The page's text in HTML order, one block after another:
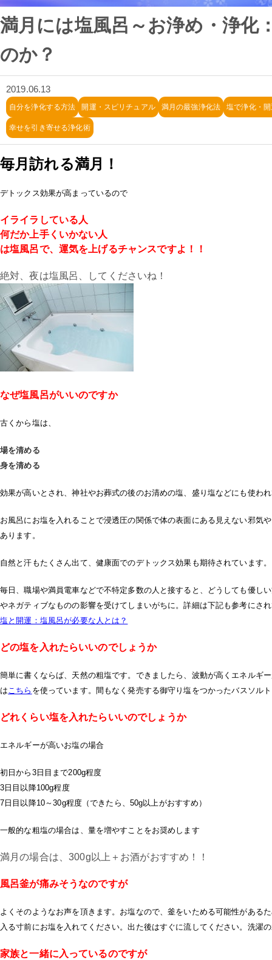
満月には塩風呂～お浄め・浄化
のか？
2019.06.13
自分を浄化する方法 開運・スピリチュアル 満月の最強浄化法 塩で浄化・
幸せを引き寄せる浄化術
毎月訪れる満月！
デトックス効果が高まっているので
イライラしている人
何だか上手くいかない人
は塩風呂で、運気を上げるチャンスですよ！！
絶対、夜は塩風呂、してくださいね！
なぜ塩風呂がいいのですか
古くから塩は、
場を清める
身を清める
効果が高いとされ、神社やお葬式の後のお清めの塩、盛り塩などにも使わ
お風呂にお塩を入れることで浸透圧の関係で体の表面にある見えない邪気
あります。
自然と汗もたくさん出て、健康面でのデトックス効果も期待されています。
毎日、職場や満員電車などで不特定多数の人と接すると、どうしても優し
やネガティブなものの影響を受けてしまいがちに。詳細は下記も参考にさ
塩と開運：塩風呂が必要な人とは？
どの塩を入れたらいいのでしょうか
簡単に書くならば、天然の粗塩です。できましたら、波動が高くエネルギ
はこちら を使っています。間もなく発売する御守り塩をつかったバスソル
どれくらい塩を入れたらいいのでしょうか
エネルギーが高いお塩の場合
初日から3日目まで200g程度
3日目以降100g程度
7日目以降10～30g程度（できたら、50g以上がおすすめ）
一般的な粗塩の場合は、量を増やすことをお奨めします
満月の場合は、300g以上＋お酒がおすすめ！！
風呂釜が痛みそうなのですが
よくそのようなお声を頂きます。お塩なので、釜をいためる可能性がある
入る寸前にお塩を入れてください。出た後はすぐに流してください。洗濯
家族と一緒に入っているのですが